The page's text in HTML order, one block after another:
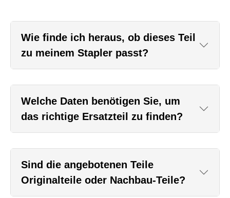
Wie finde ich heraus, ob dieses Teil
zu meinem Stapler passt?
Welche Daten benötigen Sie, um
das richtige Ersatzteil zu finden?
Sind die angebotenen Teile
Originalteile oder Nachbau-Teile?